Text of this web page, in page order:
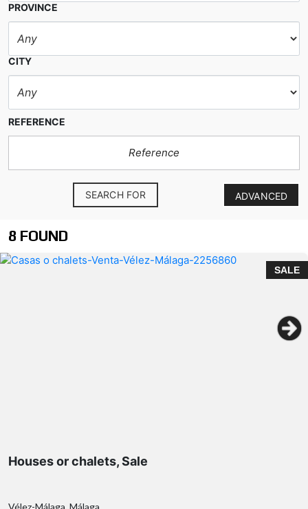
PROVINCE
CITY
REFERENCE
ADVANCED
SEARCH FOR
8 FOUND
SALE
Houses or chalets, Sale